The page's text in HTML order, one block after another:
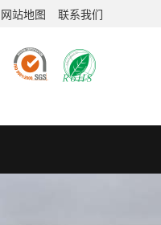
网站地图 联系我们